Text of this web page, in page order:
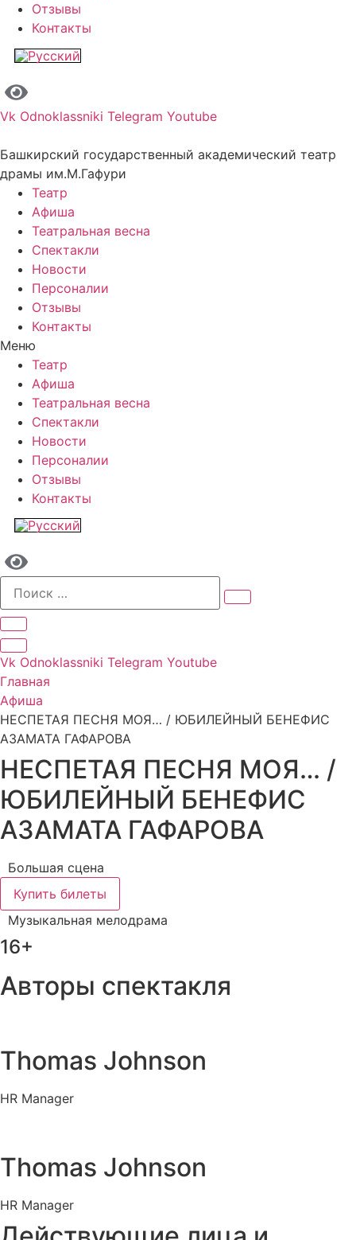
Отзывы
Контакты
Vk Odnoklassniki Telegram Youtube
Башкирский государственный академический театр
драмы им.М.Гафури
Театр
Афиша
Театральная весна
Спектакли
Новости
Персоналии
Отзывы
Контакты
Меню
Театр
Афиша
Театральная весна
Спектакли
Новости
Персоналии
Отзывы
Контакты
Vk Odnoklassniki Telegram Youtube
Главная
Афиша
НЕСПЕТАЯ ПЕСНЯ МОЯ… / ЮБИЛЕЙНЫЙ БЕНЕФИС
АЗАМАТА ГАФАРОВА
НЕСПЕТАЯ ПЕСНЯ МОЯ… /
ЮБИЛЕЙНЫЙ БЕНЕФИС
АЗАМАТА ГАФАРОВА
Большая сцена
Купить билеты
Музыкальная мелодрама
16+
Авторы спектакля
Thomas Johnson
HR Manager
Thomas Johnson
HR Manager